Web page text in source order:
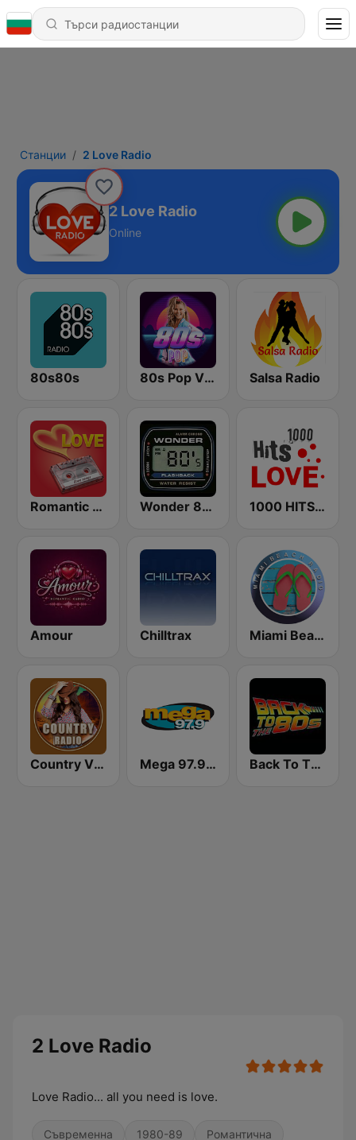
Станции 2 Love Radio
2 Love Radio
Online
80s80s 80s Pop Vibes Salsa Radio
Romantic Vibes Wonder 80's 1000 HITS Love
Amour Chilltrax Miami Beach Radio
Country Vibes Mega 97.9 FM Back To The 80's Radio
2 Love Radio
Love Radio... all you need is love.
Съвременна 1980-89 Романтична